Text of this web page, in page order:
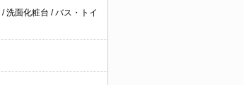
/洗面化粧台 /バス・トイ